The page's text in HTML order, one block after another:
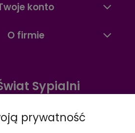
konto
O firmie
Sypialni
888 732 669
prywatność